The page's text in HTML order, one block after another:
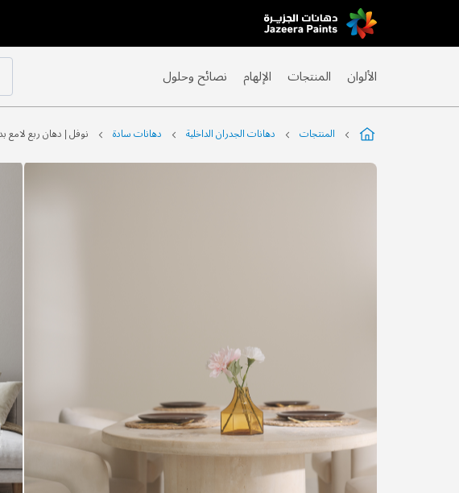
Skip
to
الألوان المنتجات الإلهام نصائح وحلول
المنتجات دهانات الجدران الداخلية دهانات سادة نوفل | دهان ربع لامع
التخطي